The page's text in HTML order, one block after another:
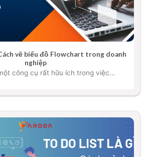
vẽ biểu đồ Flowchart trong doanh
nghiệp
công cụ rất hữu ích trong việc...